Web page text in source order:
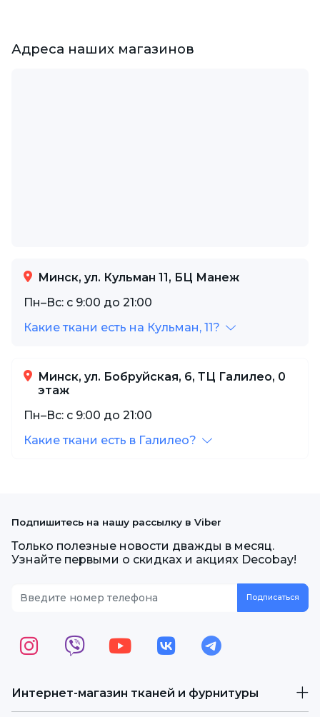
Адреса наших магазинов
Минск, ул. Кульман 11, БЦ Манеж
Пн–Вс: с 9:00 до 21:00
Какие ткани есть на Кульман, 11?
Минск, ул. Бобруйская, 6, ТЦ Галилео, 0
этаж
Пн–Вс: с 9:00 до 21:00
Какие ткани есть в Галилео?
Интернет-магазин тканей и фурнитуры
Подпишитесь на нашу рассылку в Viber
Только полезные новости дважды в месяц.
Узнайте первыми о скидках и акциях Decobay!